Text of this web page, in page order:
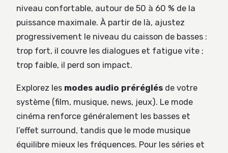
niveau confortable, autour de 50 à 60 % de la
puissance maximale. À partir de là, ajustez
progressivement le niveau du caisson de basses :
trop fort, il couvre les dialogues et fatigue vite ;
trop faible, il perd son impact.
Explorez les modes audio préréglés de votre
système (film, musique, news, jeux). Le mode
cinéma renforce généralement les basses et
l’effet surround, tandis que le mode musique
équilibre mieux les fréquences. Pour les séries et